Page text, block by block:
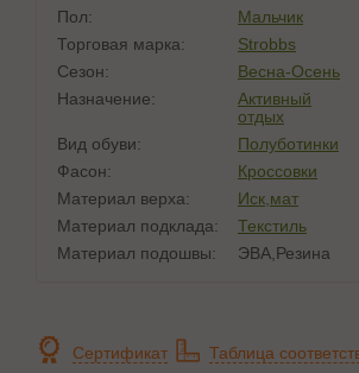
Пол:
Мальчик
Торговая марка:
Strobbs
Сезон:
Весна-Осень
Назначение:
Активный
отдых
Вид обуви:
Полуботинки
Фасон:
Кроссовки
Материал верха:
Иск,мат
Материал подклада:
Текстиль
Материал подошвы:
ЭВА,Резина
Сертификат Таблица